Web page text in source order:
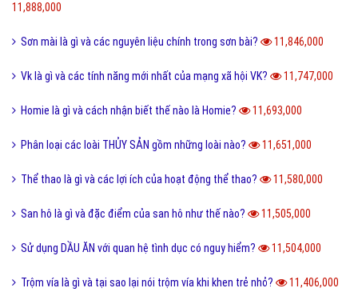
11,888,000
Sơn mài là gì và các nguyên liệu chính trong sơn bài? 11,846,000
Vk là gì và các tính năng mới nhất của mạng xã hội VK? 11,747,000
Homie là gì và cách nhận biết thế nào là Homie? 11,693,000
Phân loại các loài THỦY SẢN gồm những loài nào? 11,651,000
Thể thao là gì và các lợi ích của hoạt động thể thao? 11,580,000
San hô là gì và đặc điểm của san hô như thế nào? 11,505,000
Sử dụng DẦU ĂN với quan hệ tình dục có nguy hiểm? 11,504,000
Trộm vía là gì và tại sao lại nói trộm vía khi khen trẻ nhỏ? 11,406,000